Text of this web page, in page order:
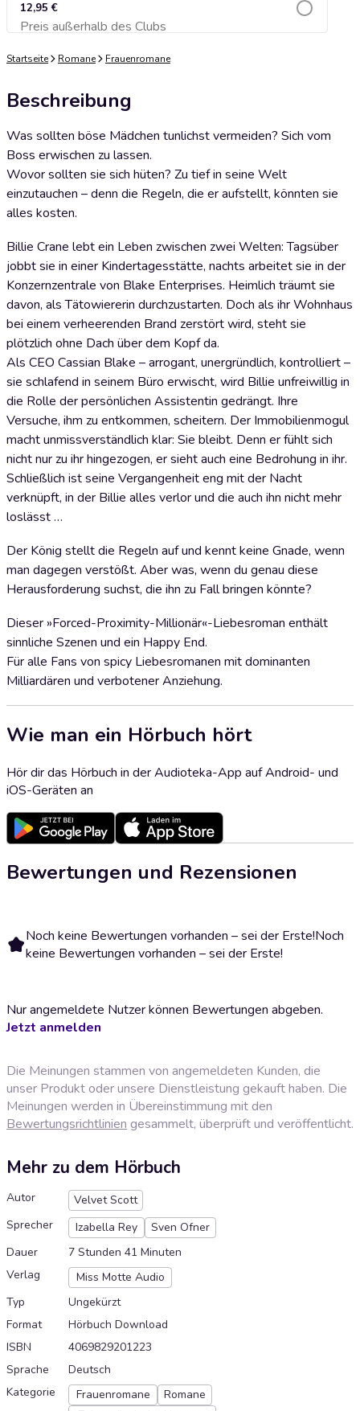
12,95 €
Preis außerhalb des ClubsZum Warenkorb hinzufügen
Startseite Romane Frauenromane
Beschreibung
Was sollten böse Mädchen tunlichst vermeiden? Sich vom
Boss erwischen zu lassen.
Wovor sollten sie sich hüten? Zu tief in seine Welt
einzutauchen – denn die Regeln, die er aufstellt, könnten sie
alles kosten.
Billie Crane lebt ein Leben zwischen zwei Welten: Tagsüber
jobbt sie in einer Kindertagesstätte, nachts arbeitet sie in der
Konzernzentrale von Blake Enterprises. Heimlich träumt sie
davon, als Tätowiererin durchzustarten. Doch als ihr Wohnhaus
bei einem verheerenden Brand zerstört wird, steht sie
plötzlich ohne Dach über dem Kopf da.
Als CEO Cassian Blake – arrogant, unergründlich, kontrolliert –
sie schlafend in seinem Büro erwischt, wird Billie unfreiwillig in
die Rolle der persönlichen Assistentin gedrängt. Ihre
Versuche, ihm zu entkommen, scheitern. Der Immobilienmogul
macht unmissverständlich klar: Sie bleibt. Denn er fühlt sich
nicht nur zu ihr hingezogen, er sieht auch eine Bedrohung in ihr.
Schließlich ist seine Vergangenheit eng mit der Nacht
verknüpft, in der Billie alles verlor und die auch ihn nicht mehr
loslässt …
Der König stellt die Regeln auf und kennt keine Gnade, wenn
man dagegen verstößt. Aber was, wenn du genau diese
Herausforderung suchst, die ihn zu Fall bringen könnte?
Dieser »Forced-Proximity-Millionär«-Liebesroman enthält
sinnliche Szenen und ein Happy End.
Für alle Fans von spicy Liebesromanen mit dominanten
Milliardären und verbotener Anziehung.
Wie man ein Hörbuch hört
Hör dir das Hörbuch in der Audioteka-App auf Android- und
iOS-Geräten an
Bewertungen und Rezensionen
Noch keine Bewertungen vorhanden – sei der Erste!Noch
keine Bewertungen vorhanden – sei der Erste!
Nur angemeldete Nutzer können Bewertungen abgeben.
Jetzt anmelden
Die Meinungen stammen von angemeldeten Kunden, die
unser Produkt oder unsere Dienstleistung gekauft haben. Die
Meinungen werden in Übereinstimmung mit den
Bewertungsrichtlinien gesammelt, überprüft und veröffentlicht.
Mehr zu dem Hörbuch
Autor
Velvet Scott
Sprecher
Izabella Rey
Sven Ofner
Dauer
7 Stunden 41 Minuten
Verlag
Miss Motte Audio
Typ
Ungekürzt
Format
Hörbuch Download
ISBN
4069829201223
Sprache
Deutsch
Kategorie
Frauenromane
Romane